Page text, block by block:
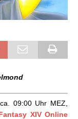
09:00 Uhr MEZ,
XIV Online